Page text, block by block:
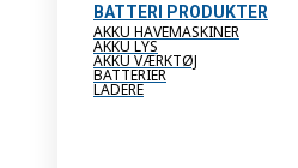
BATTERI PRODUKTER
AKKU HAVEMASKINER
AKKU LYS
AKKU VÆRKTØJ
BATTERIER
LADERE